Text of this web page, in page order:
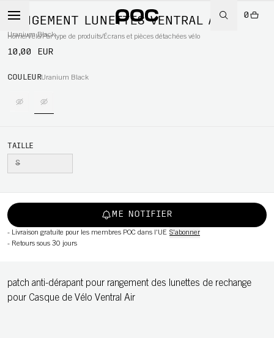
0
Home/Vélo/Par type de produits/Écrans et pièces détachées vélo
RANGEMENT LUNETTES VENTRAL AIR
Uranium Black
10,00 EUR
COULEURUranium Black
TAILLE
S
ME NOTIFIER
- Livraison gratuite pour les membres POC dans l'UE S'abonner
- Retours sous 30 jours
patch anti-dérapant pour rangement des lunettes de rechange
pour Casque de Vélo Ventral Air